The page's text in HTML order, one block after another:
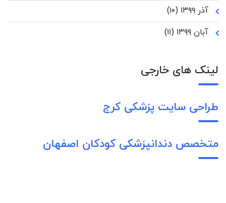
آذر ۱۳۹۹
(۱۰)
آبان ۱۳۹۹
(۱۱)
لینک های خارجی
طراحی سایت پزشکی کرج
متخصص دندانپزشکی کودکان اصفهان